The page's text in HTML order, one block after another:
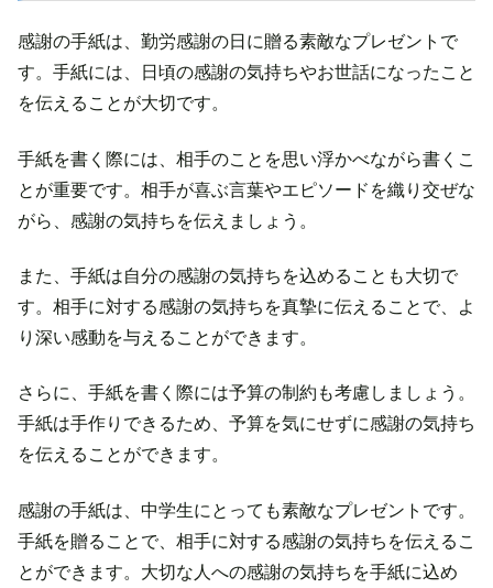
感謝の手紙は、勤労感謝の日に贈る素敵なプレゼントで
す。手紙には、日頃の感謝の気持ちやお世話になったこと
を伝えることが大切です。
手紙を書く際には、相手のことを思い浮かべながら書くこ
とが重要です。相手が喜ぶ言葉やエピソードを織り交ぜな
がら、感謝の気持ちを伝えましょう。
また、手紙は自分の感謝の気持ちを込めることも大切で
す。相手に対する感謝の気持ちを真摯に伝えることで、よ
り深い感動を与えることができます。
さらに、手紙を書く際には予算の制約も考慮しましょう。
手紙は手作りできるため、予算を気にせずに感謝の気持ち
を伝えることができます。
感謝の手紙は、中学生にとっても素敵なプレゼントです。
手紙を贈ることで、相手に対する感謝の気持ちを伝えるこ
とができます。大切な人への感謝の気持ちを手紙に込め